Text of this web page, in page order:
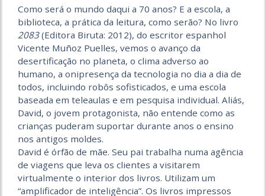
Como será o mundo daqui a 70 anos? E a escola, a
biblioteca, a prática da leitura, como serão? No livro
2083(Editora Biruta: 2012), do escritor espanhol
Vicente Muñoz Puelles, vemos o avanço da
desertificação no planeta, o clima adverso ao
humano, a onipresença da tecnologia no dia a dia de
todos, incluindo robôs sofisticados, e uma escola
baseada em teleaulas e em pesquisa individual. Aliás,
David, o jovem protagonista, não entende como as
crianças puderam suportar durante anos o ensino
nos antigos moldes.
David é órfão de mãe. Seu pai trabalha numa agência
de viagens que leva os clientes a visitarem
virtualmente o interior dos livros. Utilizam um
“amplificador de inteligência”. Os livros impressos